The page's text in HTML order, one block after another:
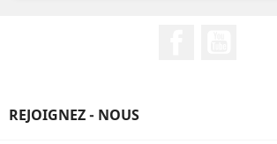
REJOIGNEZ - NOUS